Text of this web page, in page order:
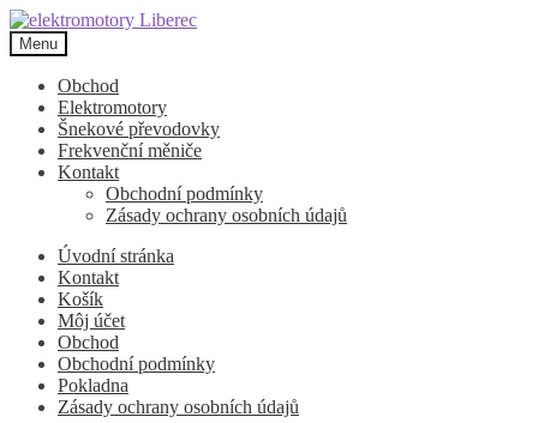
Přeskočit
na
navigaci
Přejít
k
obsahu
webu
Menu
Obchod
Elektromotory
Šnekové převodovky
Frekvenční měniče
Kontakt
Obchodní podmínky
Zásady ochrany osobních údajů
Úvodní stránka
Kontakt
Košík
Môj účet
Obchod
Obchodní podmínky
Pokladna
Zásady ochrany osobních údajů